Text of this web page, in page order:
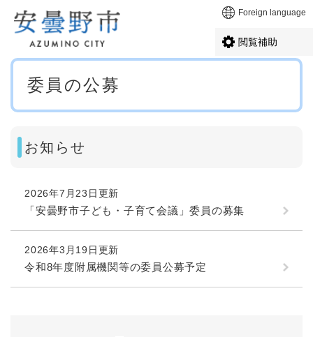
メニューを飛ばして本文へ Foreign language
閲覧補助
本
委員の公募
お知らせ
2026年7月23日更新
「安曇野市子ども・子育て会議」委員の募集
2026年3月19日更新
令和8年度附属機関等の委員公募予定